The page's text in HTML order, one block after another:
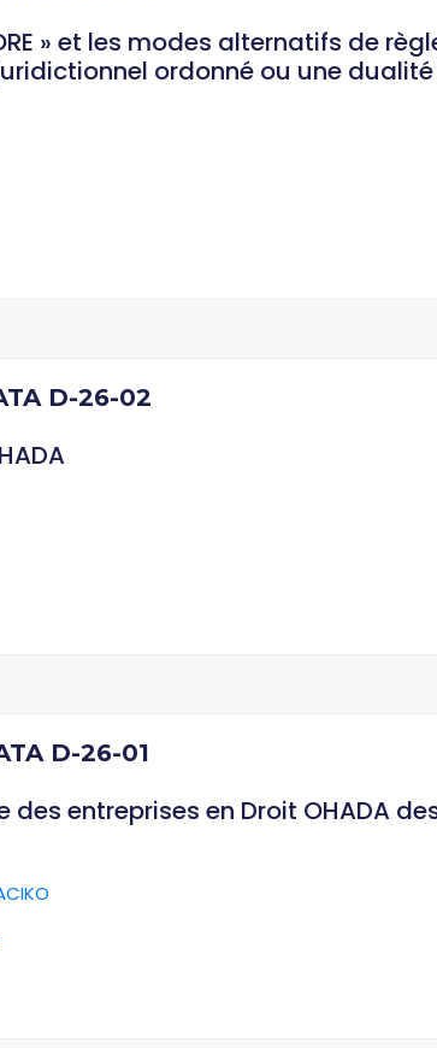
» et les modes alternatifs de
ordonné ou une
D-26-02
D-26-01
entreprises en Droit OHADA